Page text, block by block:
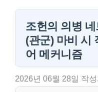
조헌의 의병
(관군) 마비 시
어 메커니즘
2026년 06월 28일 작